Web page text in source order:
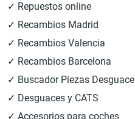
✓ Repuestos online
✓ Recambios Madrid
✓ Recambios Valencia
✓ Recambios Barcelona
✓ Buscador Piezas Desguace
✓ Desguaces y CATS
✓ Accesorios para coches